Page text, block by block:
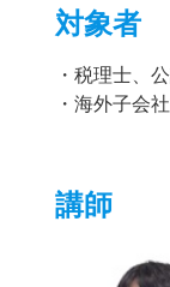
対象者
・税理士、
・海外子会
講師